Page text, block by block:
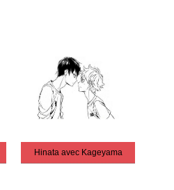
Hinata avec Kageyama